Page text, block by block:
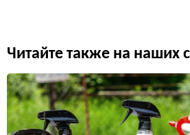
Читайте также на наших